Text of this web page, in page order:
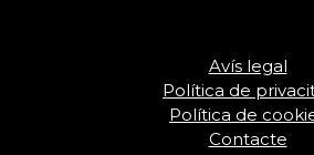
Avís legal
Política de
Política de
Contacte